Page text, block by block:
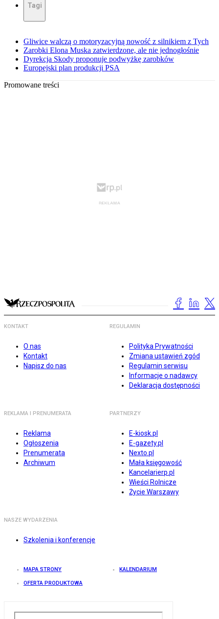
Tagi
Gliwice walczą o motoryzacyjną nowość z silnikiem z Tych
Zarobki Elona Muska zatwierdzone, ale nie jednogłośnie
Dyrekcja Skody proponuje podwyżkę zarobków
Europejski plan produkcji PSA
Promowane treści
KONTAKT
O nas
Kontakt
Napisz do nas
REGULAMIN
Polityka Prywatności
Zmiana ustawień zgód
Regulamin serwisu
Informacje o nadawcy
Deklaracja dostępności
REKLAMA I PRENUMERATA
Reklama
Ogłoszenia
Prenumerata
Archiwum
PARTNERZY
E-kiosk.pl
E-gazety.pl
Nexto.pl
Mała księgowość
Kancelarierp.pl
Wieści Rolnicze
Życie Warszawy
NASZE WYDARZENIA
Szkolenia i konferencje
MAPA STRONY KALENDARIUM
OFERTA PRODUKTOWA